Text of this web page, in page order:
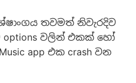
තවමත් නිවැරදිව
options වලින් එකක් හෝ
app එක crash වන